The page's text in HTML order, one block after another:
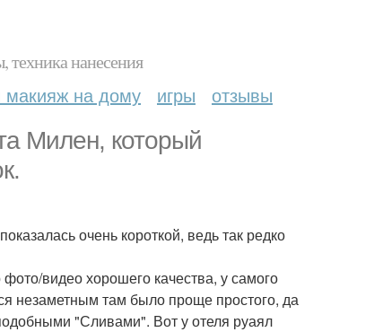
техника нанесения
макияж на дому игры отзывы
Милен, который
очень короткой, ведь так редко
видео хорошего качества, у самого
незаметным там было проще простого, да
"Сливами". Вот у отеля руаял